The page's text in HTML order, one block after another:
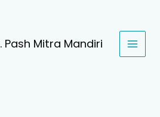
Pash Mitra Mandiri